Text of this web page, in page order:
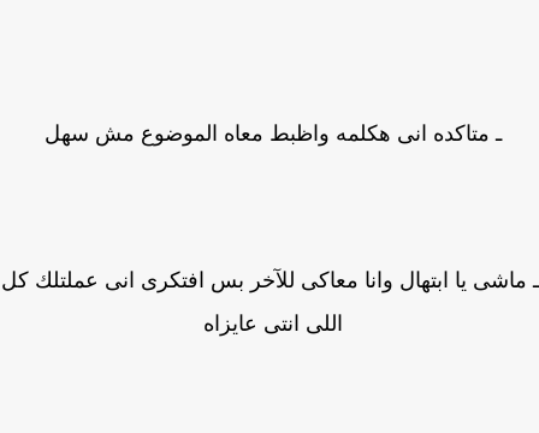
ـ متاكده انى هكلمه واظبط معاه الموضوع مش سهل
يا ابتهال وانا معاكى للآخر بس افتكرى انى عملتلك كل
اللى انتى عايزاه